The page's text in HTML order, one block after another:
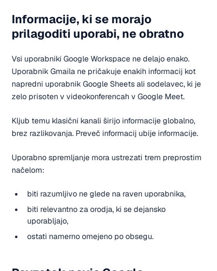
Informacije, ki se morajo
prilagoditi uporabi, ne obratno
Vsi uporabniki Google Workspace ne delajo enako.
Uporabnik Gmaila ne pričakuje enakih informacij kot
napredni uporabnik Google Sheets ali sodelavec, ki je
zelo prisoten v videokonferencah v Google Meet.
Kljub temu klasični kanali širijo informacije globalno,
brez razlikovanja. Preveč informacij ubije informacije.
Uporabno spremljanje mora ustrezati trem preprostim
načelom:
biti razumljivo ne glede na raven uporabnika,
biti relevantno za orodja, ki se dejansko
uporabljajo,
ostati namerno omejeno po obsegu.